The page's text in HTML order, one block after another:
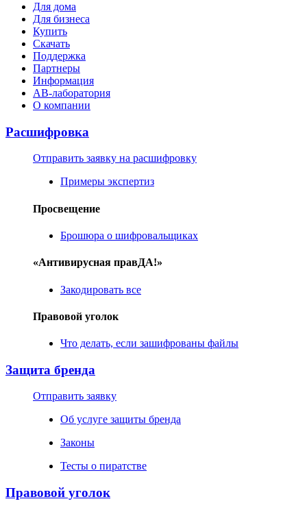
Для дома
Для бизнеса
Купить
Скачать
Поддержка
Партнеры
Информация
АВ-лаборатория
О компании
Расшифровка
Отправить заявку на расшифровку
Примеры экспертиз
Просвещение
Брошюра о шифровальщиках
«Антивирусная правДА!»
Закодировать все
Правовой уголок
Что делать, если зашифрованы файлы
Защита бренда
Отправить заявку
Об услуге защиты бренда
Законы
Тесты о пиратстве
Правовой уголок